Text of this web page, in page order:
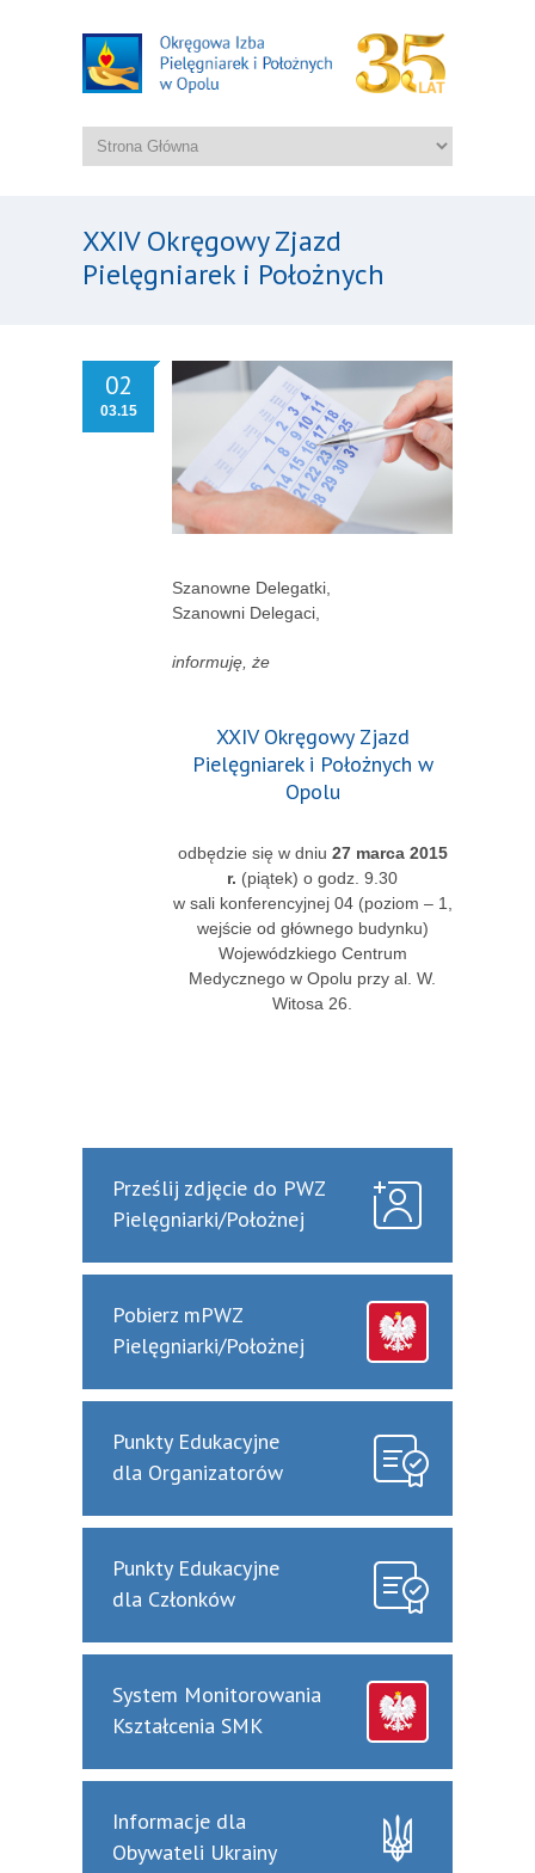
XXIV Okręgowy Zjazd
Pielęgniarek i Położnych
02
03.15
Szanowne Delegatki,
Szanowni Delegaci,
informuję, że
XXIV Okręgowy Zjazd
Pielęgniarek i Położnych w
Opolu
odbędzie się w dniu 27 marca 2015
r. (piątek) o godz. 9.30
w sali konferencyjnej 04 (poziom – 1,
wejście od głównego budynku)
Wojewódzkiego Centrum
Medycznego w Opolu przy al. W.
Witosa 26.
Prześlij zdjęcie do PWZ
Pielęgniarki/Położnej
Pobierz mPWZ
Pielęgniarki/Położnej
Punkty Edukacyjne
dla Organizatorów
Punkty Edukacyjne
dla Członków
System Monitorowania
Kształcenia SMK
Informacje dla
Obywateli Ukrainy